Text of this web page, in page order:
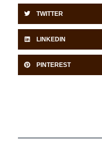
TWITTER
LINKEDIN
PINTEREST